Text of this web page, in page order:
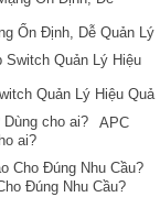
Ổn Định, Dễ Quản Lý
Quản Lý Hiệu Quả
APC
ai?
Đúng Nhu Cầu?